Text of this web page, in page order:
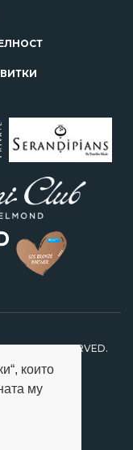
които
му
RIGHTS RESERVED.